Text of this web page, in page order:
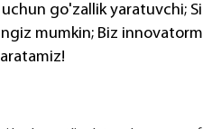
go'zallik yaratuvchi;
mumkin; Biz